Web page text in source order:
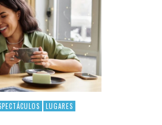
LUGARES